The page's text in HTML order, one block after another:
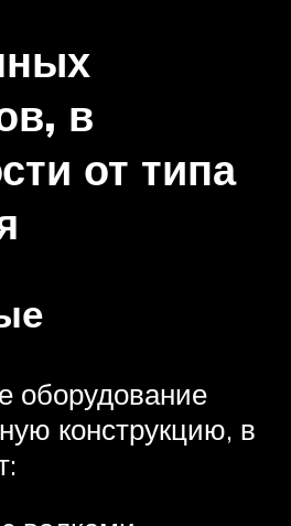
в
от типа
оборудование
конструкцию, в